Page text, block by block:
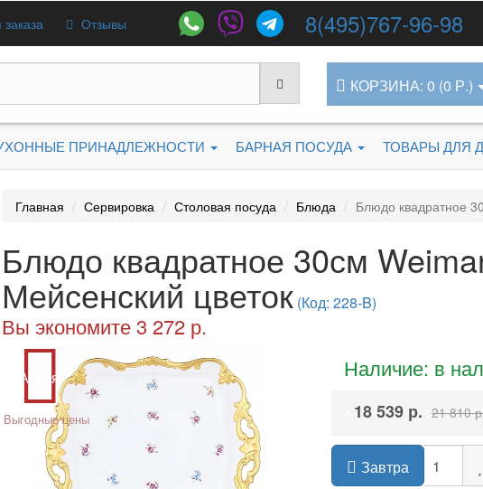
Отзывы 8(495)767-96-98
КОРЗИНА: 0 (0 Р.)
ПРИНАДЛЕЖНОСТИ БАРНАЯ ПОСУДА ТОВАРЫ ДЛЯ
Главная Сервировка Столовая посуда Блюда Блюдо квадратное
Блюдо квадратное 30см
Мейсенский цветок (Код: 228-B)
Вы экономите 3 272 р.
Акция
Выгодные цены
Наличие: в
18 539 р. 21 810
Завтра